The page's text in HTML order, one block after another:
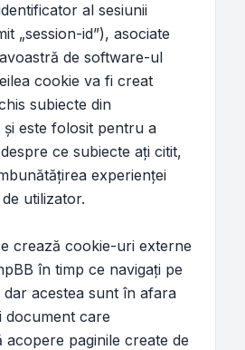
al sesiunii
„session-id”), asociate
de software-ul
cookie va fi creat
subiecte din
şi este folosit pentru a
ce subiecte aţi citit,
experienţei
utilizator.
crează cookie-uri externe
în timp ce navigaţi pe
dar acestea sunt în afara
document care
acopere paginile create de